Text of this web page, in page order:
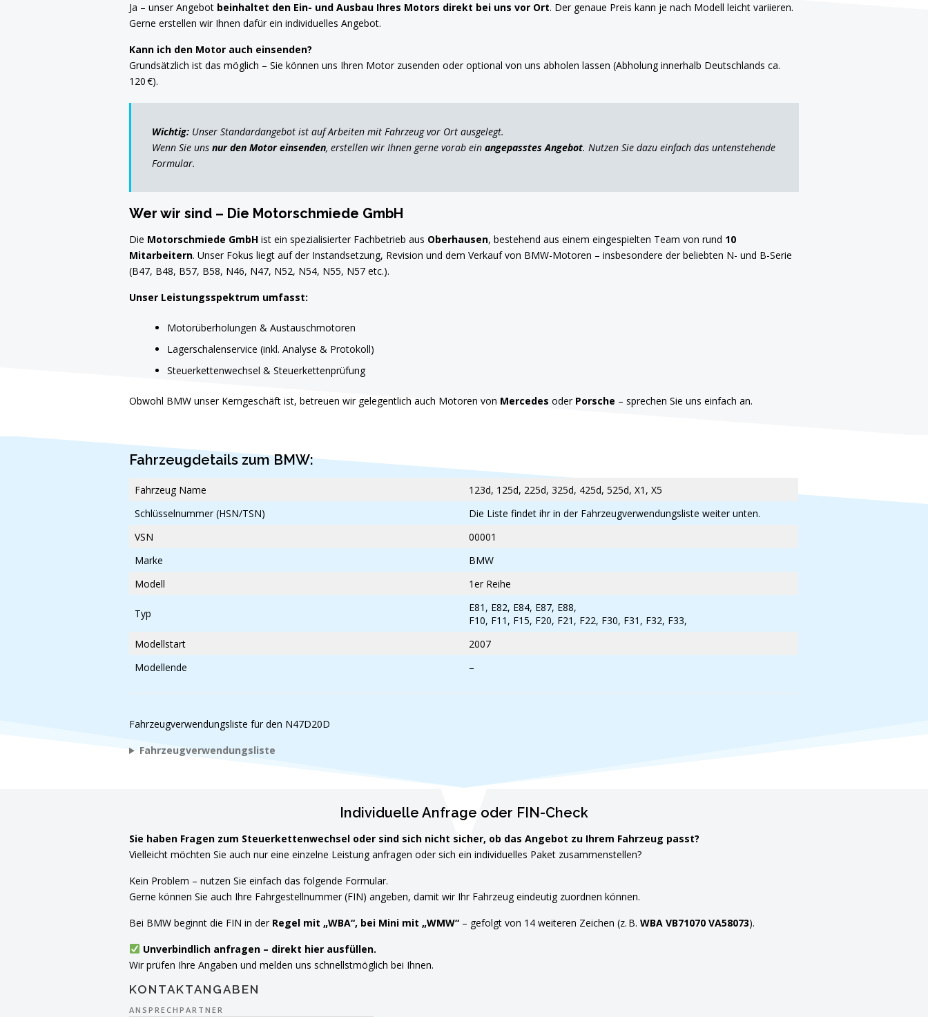
Ja – unser Angebot beinhaltet den Ein- und Ausbau Ihres Motors direkt bei uns vor Ort. Der genaue Preis kann je nach Modell leicht variieren.
Gerne erstellen wir Ihnen dafür ein individuelles Angebot.
Kann ich den Motor auch einsenden?
Grundsätzlich ist das möglich – Sie können uns Ihren Motor zusenden oder optional von uns abholen lassen (Abholung innerhalb Deutschlands ca.
120 €).
Wichtig: Unser Standardangebot ist auf Arbeiten mit Fahrzeug vor Ort ausgelegt.
Wenn Sie uns nur den Motor einsenden, erstellen wir Ihnen gerne vorab ein angepasstes Angebot. Nutzen Sie dazu einfach das untenstehende
Formular.
Wer wir sind – Die Motorschmiede GmbH
Die Motorschmiede GmbH ist ein spezialisierter Fachbetrieb aus Oberhausen, bestehend aus einem eingespielten Team von rund 10
Mitarbeitern. Unser Fokus liegt auf der Instandsetzung, Revision und dem Verkauf von BMW-Motoren – insbesondere der beliebten N- und B-Serie
(B47, B48, B57, B58, N46, N47, N52, N54, N55, N57 etc.).
Unser Leistungsspektrum umfasst:
Motorüberholungen & Austauschmotoren
Lagerschalenservice (inkl. Analyse & Protokoll)
Steuerkettenwechsel & Steuerkettenprüfung
Obwohl BMW unser Kerngeschäft ist, betreuen wir gelegentlich auch Motoren von Mercedes oder Porsche – sprechen Sie uns einfach an.
Fahrzeugdetails zum BMW:
Fahrzeug Name
123d, 125d, 225d, 325d, 425d, 525d, X1, X5
Schlüsselnummer (HSN/TSN)
Die Liste findet ihr in der Fahrzeugverwendungsliste weiter unten.
VSN
00001
Marke
BMW
Modell
1er Reihe
Typ
E81, E82, E84, E87, E88,
F10, F11, F15, F20, F21, F22, F30, F31, F32, F33,
Modellstart
2007
Modellende
–
Fahrzeugverwendungsliste für den N47D20D
Fahrzeugverwendungsliste
Individuelle Anfrage oder FIN-Check
Sie haben Fragen zum Steuerkettenwechsel oder sind sich nicht sicher, ob das Angebot zu Ihrem Fahrzeug passt?
Vielleicht möchten Sie auch nur eine einzelne Leistung anfragen oder sich ein individuelles Paket zusammenstellen?
Kein Problem – nutzen Sie einfach das folgende Formular.
Gerne können Sie auch Ihre Fahrgestellnummer (FIN) angeben, damit wir Ihr Fahrzeug eindeutig zuordnen können.
Bei BMW beginnt die FIN in der Regel mit „WBA“, bei Mini mit „WMW“ – gefolgt von 14 weiteren Zeichen (z. B. WBA VB71070 VA58073).
Unverbindlich anfragen – direkt hier ausfüllen.
Wir prüfen Ihre Angaben und melden uns schnellstmöglich bei Ihnen.
KONTAKTANGABEN
ANSPRECHPARTNER